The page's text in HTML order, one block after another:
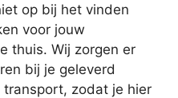
op bij het vinden
voor jouw
thuis. Wij zorgen er
bij je geleverd
zodat je hier